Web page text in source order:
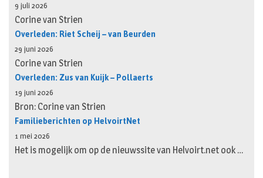
9 juli 2026
Corine van Strien
Overleden: Riet Scheij – van Beurden
29 juni 2026
Corine van Strien
Overleden: Zus van Kuijk – Pollaerts
19 juni 2026
Bron: Corine van Strien
Familieberichten op HelvoirtNet
1 mei 2026
Het is mogelijk om op de nieuwssite van Helvoirt.net ook …